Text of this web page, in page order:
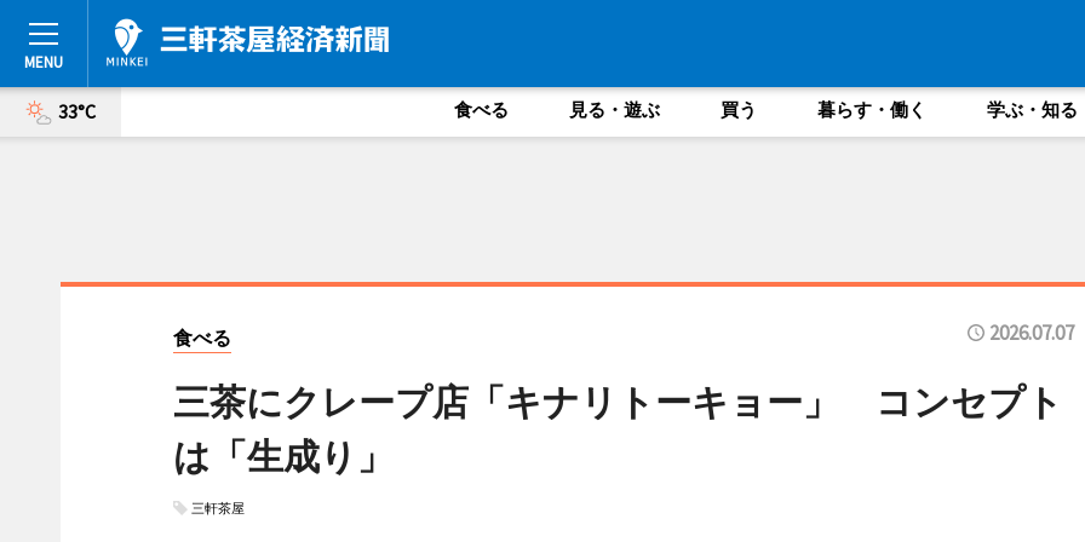
33°C 食べる 見る・遊ぶ 買う 暮らす・働く 学ぶ・知る
食べる 2026.07.07
三茶にクレープ店「キナリトーキョー」 コンセプト
は「生成り」
三軒茶屋